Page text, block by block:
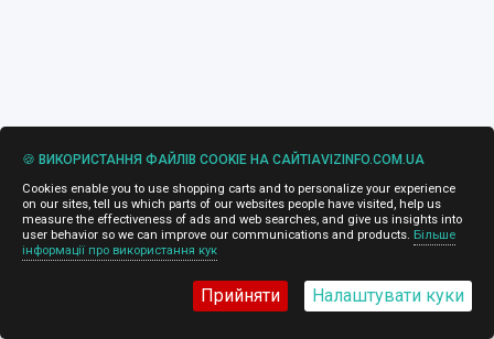
🍪 ВИКОРИСТАННЯ ФАЙЛІВ COOKIE НА САЙТІAVIZINFO.COM.UA
Cookies enable you to use shopping carts and to personalize your experience
on our sites, tell us which parts of our websites people have visited, help us
measure the effectiveness of ads and web searches, and give us insights into
user behavior so we can improve our communications and products. Більше
інформації про використання кук
Прийняти Налаштувати куки